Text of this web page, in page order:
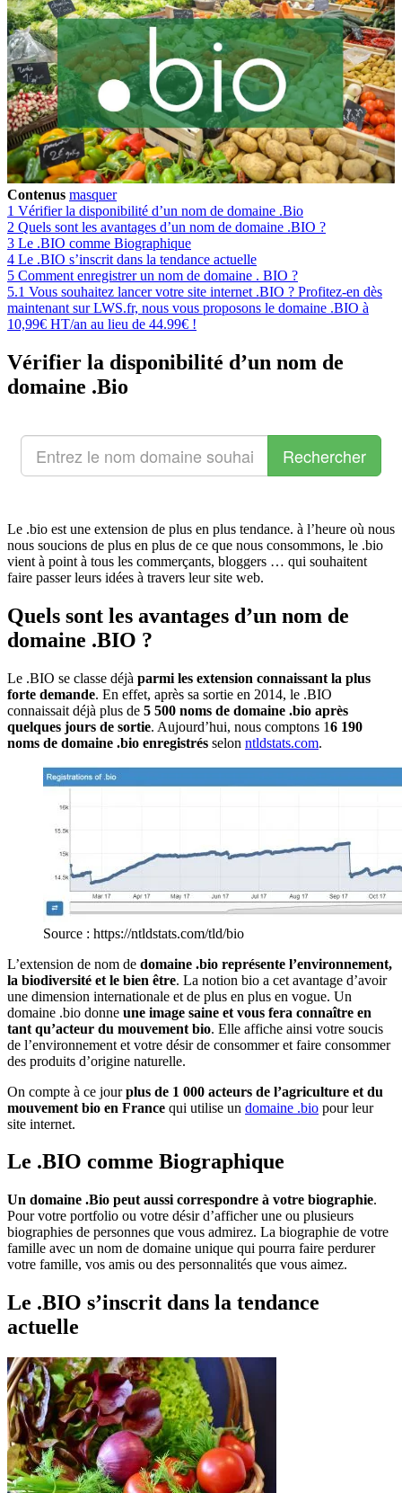
Contenus masquer
1 Vérifier la disponibilité d’un nom de domaine .Bio
2 Quels sont les avantages d’un nom de domaine .BIO ?
3 Le .BIO comme Biographique
4 Le .BIO s’inscrit dans la tendance actuelle
5 Comment enregistrer un nom de domaine . BIO ?
5.1 Vous souhaitez lancer votre site internet .BIO ? Profitez-en dès
maintenant sur LWS.fr, nous vous proposons le domaine .BIO à
10,99€ HT/an au lieu de 44.99€ !
Vérifier la disponibilité d’un nom de
domaine .Bio
Le .bio est une extension de plus en plus tendance. à l’heure où nous
nous soucions de plus en plus de ce que nous consommons, le .bio
vient à point à tous les commerçants, bloggers … qui souhaitent
faire passer leurs idées à travers leur site web.
Quels sont les avantages d’un nom de
domaine .BIO ?
Le .BIO se classe déjà parmi les extension connaissant la plus
forte demande. En effet, après sa sortie en 2014, le .BIO
connaissait déjà plus de 5 500 noms de domaine .bio après
quelques jours de sortie. Aujourd’hui, nous comptons 16 190
noms de domaine .bio enregistrés selon ntldstats.com.
Source : https://ntldstats.com/tld/bio
L’extension de nom de domaine .bio représente l’environnement,
la biodiversité et le bien être. La notion bio a cet avantage d’avoir
une dimension internationale et de plus en plus en vogue. Un
domaine .bio donne une image saine et vous fera connaître en
tant qu’acteur du mouvement bio. Elle affiche ainsi votre soucis
de l’environnement et votre désir de consommer et faire consommer
des produits d’origine naturelle.
On compte à ce jourplus de 1 000 acteurs de l’agriculture et du
mouvement bio en France qui utilise un domaine .bio pour leur
site internet.
Le .BIO comme Biographique
Un domaine .Bio peut aussi correspondre à votre biographie.
Pour votre portfolio ou votre désir d’afficher une ou plusieurs
biographies de personnes que vous admirez. La biographie de votre
famille avec un nom de domaine unique qui pourra faire perdurer
votre famille, vos amis ou des personnalités que vous aimez.
Le .BIO s’inscrit dans la tendance
actuelle